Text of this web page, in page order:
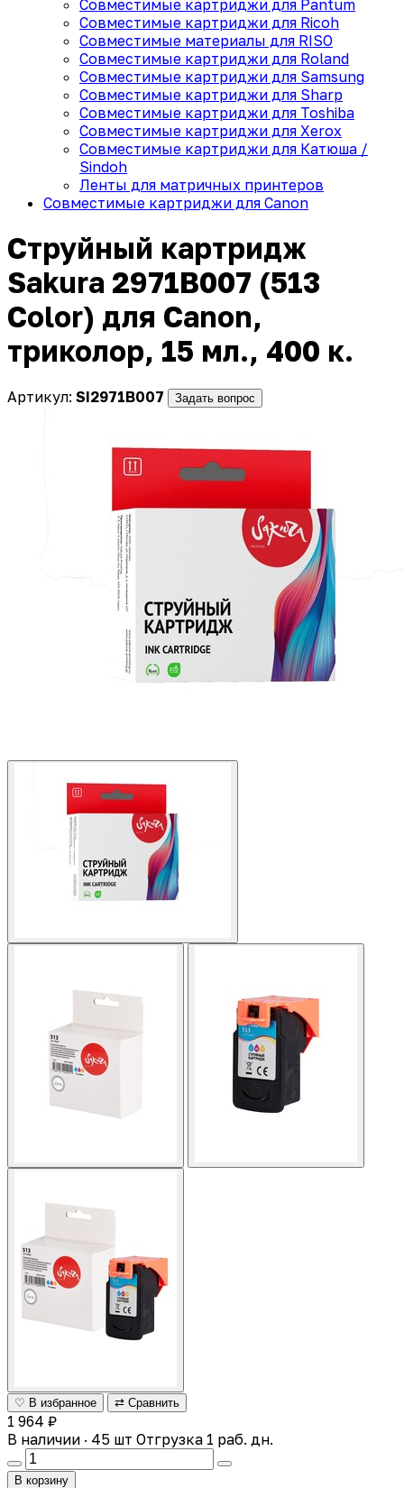
Совместимые картриджи для Pantum
Совместимые картриджи для Ricoh
Совместимые материалы для RISO
Совместимые картриджи для Roland
Совместимые картриджи для Samsung
Совместимые картриджи для Sharp
Совместимые картриджи для Toshiba
Совместимые картриджи для Xerox
Совместимые картриджи для Катюша /
Sindoh
Ленты для матричных принтеров
Совместимые картриджи для Canon
Струйный картридж
Sakura 2971B007 (513
Color) для Canon,
триколор, 15 мл., 400 к.
Артикул: SI2971B007 Задать вопрос
♡ В избранное ⇄ Сравнить
1 964 ₽
В наличии · 45 шт Отгрузка 1 раб. дн.
В корзину